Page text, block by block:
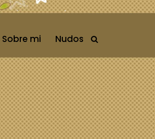
Sobre mi Nudos